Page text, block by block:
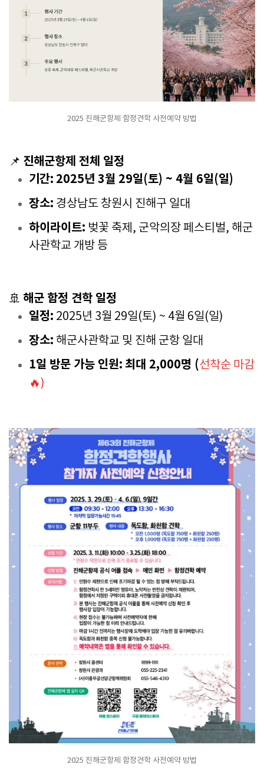
2025 진해군항제 함정견학 사전예약 방법
📌 진해군항제 전체 일정
기간: 2025년 3월 29일(토) ~ 4월 6일(일)
장소: 경상남도 창원시 진해구 일대
하이라이트: 벚꽃 축제, 군악의장 페스티벌, 해군
사관학교 개방 등
🚢 해군 함정 견학 일정
일정: 2025년 3월 29일(토) ~ 4월 6일(일)
장소: 해군사관학교 및 진해 군항 일대
1일 방문 가능 인원: 최대 2,000명 (선착순 마감
🔥)
2025 진해군항제 함정견학 사전예약 방법